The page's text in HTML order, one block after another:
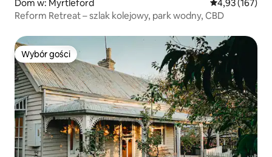
Dom w: Myrtleford Średnia
4,93 (167)
Reform Retreat – szlak kolejowy, park wodny, CBD
Wybór gości
Wybór gości